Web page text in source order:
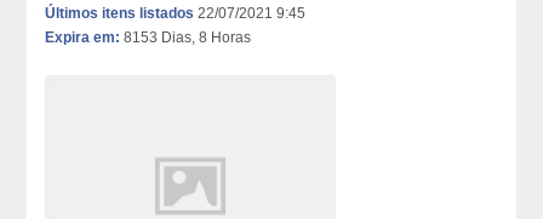
Últimos itens listados 22/07/2021 9:45
Expira em: 8153 Dias, 8 Horas